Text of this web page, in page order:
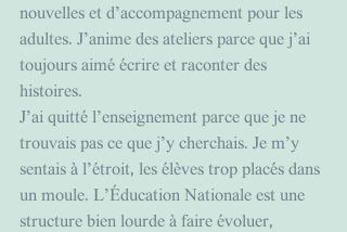
nouvelles et d’accompagnement pour les
adultes. J’anime des ateliers parce que j’ai
toujours aimé écrire et raconter des
histoires.
J’ai quitté l’enseignement parce que je ne
trouvais pas ce que j’y cherchais. Je m’y
sentais à l’étroit, les élèves trop placés dans
un moule. L’Éducation Nationale est une
structure bien lourde à faire évoluer,